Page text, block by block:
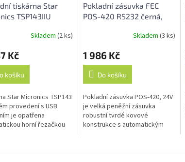
tiskárna Star
TSP143IIU
Skladem (2 ks)
Kč
košíku
Star Micronics TSP143
provedení s USB
je opatřena
horní řezačkou
Pokladní zásuvka FEC
POS-420 RS232 černá,
produktu
je
5,0
z
hvězdiček.
Skladem (3 ks)
1 986 Kč
Do košíku
Pokladní zásuvka POS-420, 24V
je velká peněžní zásuvka
robustní tvrdé kovové
konstrukce s automatickým
bankovkami a mincemi. Máte...